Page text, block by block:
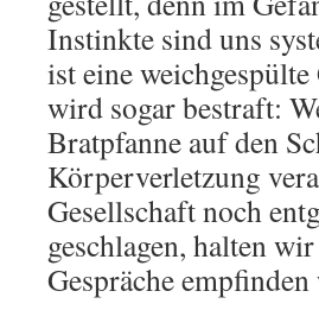
Instinkte sind uns
ist eine
wird sogar bestraft:
Bratpfanne auf den
Körperverletzung
Gesellschaft noch
geschlagen, halten
Gespräche